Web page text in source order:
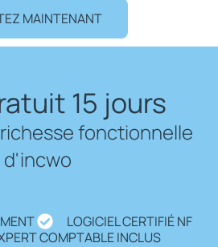
MAINTENANT
15 jours
fonctionnelle
d'incwo
LOGICIEL CERTIFIÉ NF
COMPTABLE INCLUS